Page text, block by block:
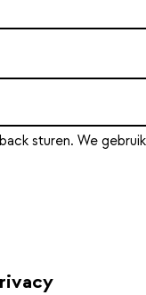
sturen. We